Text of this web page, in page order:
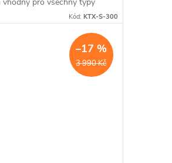
Série: KTX • Barva:
Kód: KTX-S-300
3 990 Kč
–17 %